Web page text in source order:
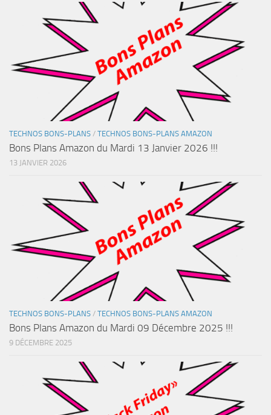
TECHNOS BONS-PLANS / TECHNOS BONS-PLANS AMAZON
Bons Plans Amazon du Mardi 13 Janvier 2026 !!!
13 JANVIER 2026
TECHNOS BONS-PLANS / TECHNOS BONS-PLANS AMAZON
Bons Plans Amazon du Mardi 09 Décembre 2025 !!!
9 DÉCEMBRE 2025